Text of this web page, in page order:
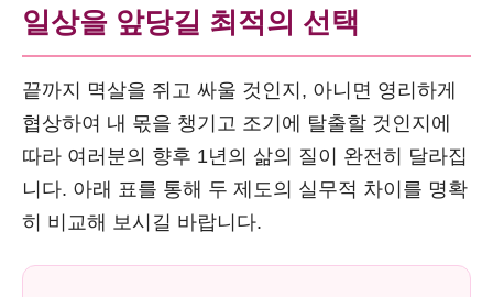
일상을 앞당길 최적의 선택
끝까지 멱살을 쥐고 싸울 것인지, 아니면 영리하게
협상하여 내 몫을 챙기고 조기에 탈출할 것인지에
따라 여러분의 향후 1년의 삶의 질이 완전히 달라집
니다. 아래 표를 통해 두 제도의 실무적 차이를 명확
히 비교해 보시길 바랍니다.